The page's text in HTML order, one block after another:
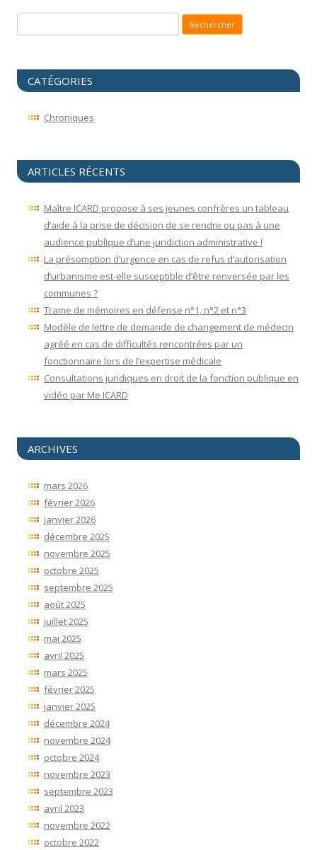
CATÉGORIES
Chroniques
ARTICLES RÉCENTS
Maître ICARD propose à ses jeunes confrères un tableau
d’aide à la prise de décision de se rendre ou pas à une
audience publique d’une juridiction administrative !
La présomption d’urgence en cas de refus d’autorisation
d’urbanisme est-elle susceptible d’être renversée par les
communes ?
Trame de mémoires en défense n°1, n°2 et n°3
Modèle de lettre de demande de changement de médecin
agréé en cas de difficultés rencontrées par un
fonctionnaire lors de l’expertise médicale
Consultations juridiques en droit de la fonction publique en
vidéo par Me ICARD
ARCHIVES
mars 2026
février 2026
janvier 2026
décembre 2025
novembre 2025
octobre 2025
septembre 2025
août 2025
juillet 2025
mai 2025
avril 2025
mars 2025
février 2025
janvier 2025
décembre 2024
novembre 2024
octobre 2024
novembre 2023
septembre 2023
avril 2023
novembre 2022
octobre 2022